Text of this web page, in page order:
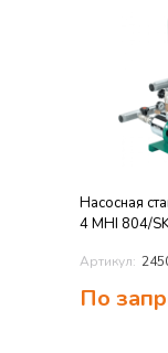
Насосная
4 MHI 804/
Артикул:
По